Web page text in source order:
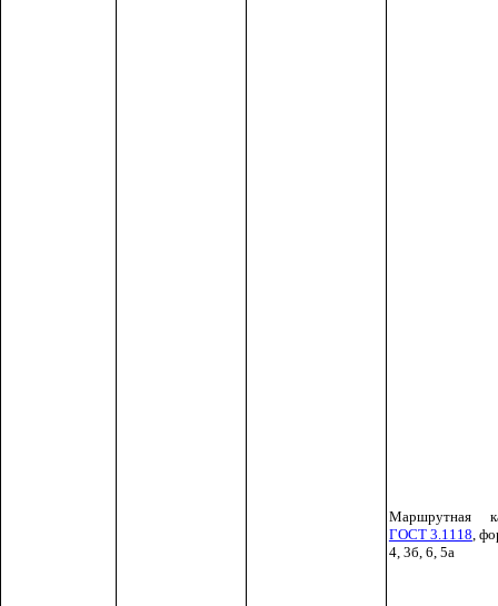
Маршрутная
ГОСТ 3.1118,
4, 3б, 6, 5а